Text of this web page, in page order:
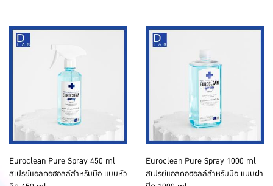
Euroclean Pure Spray 450 ml
สเปรย์แอลกอฮอลล์สำหรับมือ แบบหัว
Euroclean Pure Spray 1000 ml
สเปรย์แอลกอฮอลล์สำหรับมือ แบบฝา